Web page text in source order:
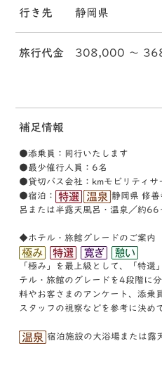
行き先 静岡県
旅行代金 308,000 〜
補足情報
●添乗員：同行いたします
●最少催行人員：6名
●貸切バス会社：kmモビリティサ
●宿泊：
静岡県 修
呂または半露天風呂・温泉／約
◆ホテル・旅館グレードのご案内
「極み」を最上級として、「特
テル・旅館のグレードを4段階に
料やお客さまのアンケート、添乗
スタッフの視察などを参考に決め
宿泊施設の大浴場または露